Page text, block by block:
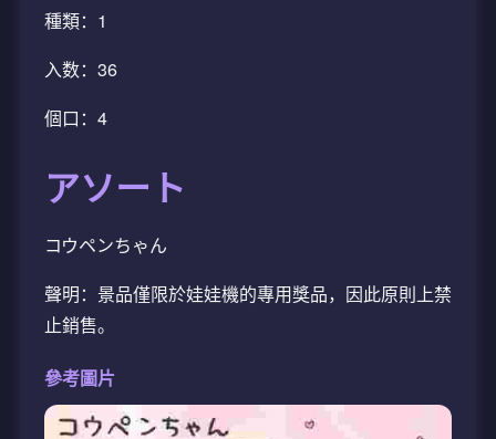
種類：1
入数：36
個口：4
アソート
コウペンちゃん
聲明：景品僅限於娃娃機的專用獎品，因此原則上禁
止銷售。
參考圖片